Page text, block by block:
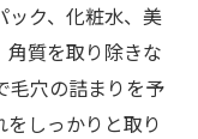
ック、化粧水、美
質を取り除きな
毛穴の詰まりを予
しっかりと取り